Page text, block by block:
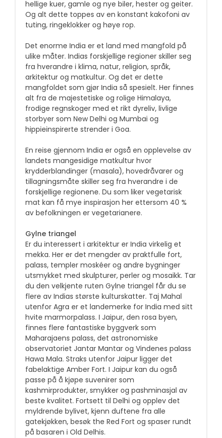
hellige kuer, gamle og nye biler, hester og geiter.
Og alt dette toppes av en konstant kakofoni av
tuting, ringeklokker og høye rop.
Det enorme India er et land med mangfold på
ulike måter. Indias forskjellige regioner skiller seg
fra hverandre i klima, natur, religion, språk,
arkitektur og matkultur. Og det er dette
mangfoldet som gjør India så spesielt. Her finnes
alt fra de majestetiske og rolige Himalaya,
frodige regnskoger med et rikt dyreliv, livlige
storbyer som New Delhi og Mumbai og
hippieinspirerte strender i Goa.
En reise gjennom India er også en opplevelse av
landets mangesidige matkultur hvor
krydderblandinger (masala), hovedråvarer og
tillagningsmåte skiller seg fra hverandre i de
forskjellige regionene. Du som liker vegetarisk
mat kan få mye inspirasjon her ettersom 40 %
av befolkningen er vegetarianere.
Gylne triangel
Er du interessert i arkitektur er India virkelig et
mekka. Her er det mengder av praktfulle fort,
palass, templer moskéer og andre bygninger
utsmykket med skulpturer, perler og mosaikk. Tar
du den velkjente ruten Gylne triangel får du se
flere av Indias største kulturskatter. Taj Mahal
utenfor Agra er et landemerke for India med sitt
hvite marmorpalass. I Jaipur, den rosa byen,
finnes flere fantastiske byggverk som
Maharajaens palass, det astronomiske
observatoriet Jantar Mantar og Vindenes palass
Hawa Mala. Straks utenfor Jaipur ligger det
fabelaktige Amber Fort. I Jaipur kan du også
passe på å kjøpe suvenirer som
kashmirprodukter, smykker og pashminasjal av
beste kvalitet. Fortsett til Delhi og opplev det
myldrende bylivet, kjenn duftene fra alle
gatekjøkken, besøk the Red Fort og spaser rundt
på basaren i Old Delhis.